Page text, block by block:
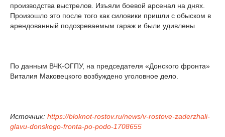
производства выстрелов. Изъяли боевой арсенал на днях.
Произошло это после того как силовики пришли с обыском в
арендованный подозреваемым гараж и были удивлены
По данным ВЧК-ОГПУ, на председателя «Донского фронта»
Виталия Маковецкого возбуждено уголовное дело.
Источник: https://bloknot-rostov.ru/news/v-rostove-zaderzhali-
glavu-donskogo-fronta-po-podo-1708655